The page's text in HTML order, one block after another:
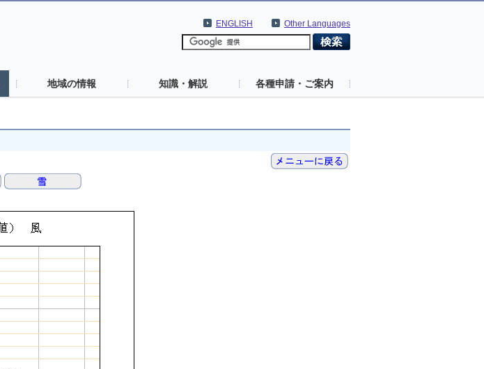
Other Languages
ENGLISH
地域の情報 知識・解説 各種申請・ご案内